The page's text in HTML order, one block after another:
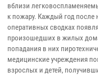
вблизи
к пожару. Каждый год после
оперативных сводках
произошедших в жилых
попадания в них
медицинские учреждения
взрослых и детей,